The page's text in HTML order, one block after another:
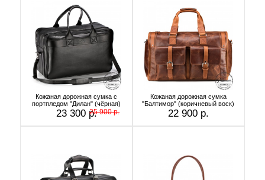
Кожаная дорожная сумка с
портпледом "Дилан" (чёрная)
23 300 р.25 900 р.
Кожаная дорожная сумка
"Балтимор" (коричневый воск)
22 900 р.